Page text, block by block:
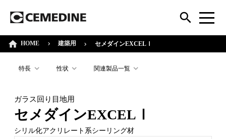
HOME 建築用 セメダインEXCELⅠ
特長 性状 関連製品一覧
ガラス回り目地用
セメダインEXCELⅠ
シリル化アクリレート系シーリング材